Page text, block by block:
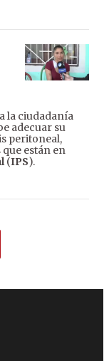
la ciudadanía
adecuar su
peritoneal,
están en
(IPS).